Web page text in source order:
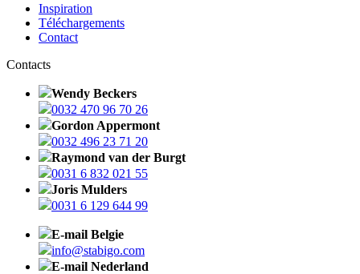
Inspiration
Téléchargements
Contact
Contacts
Wendy Beckers
0032 470 96 70 26
Gordon Appermont
0032 496 23 71 20
Raymond van der Burgt
0031 6 832 021 55
Joris Mulders
0031 6 129 644 99
E-mail Belgie
info@stabigo.com
E-mail Nederland